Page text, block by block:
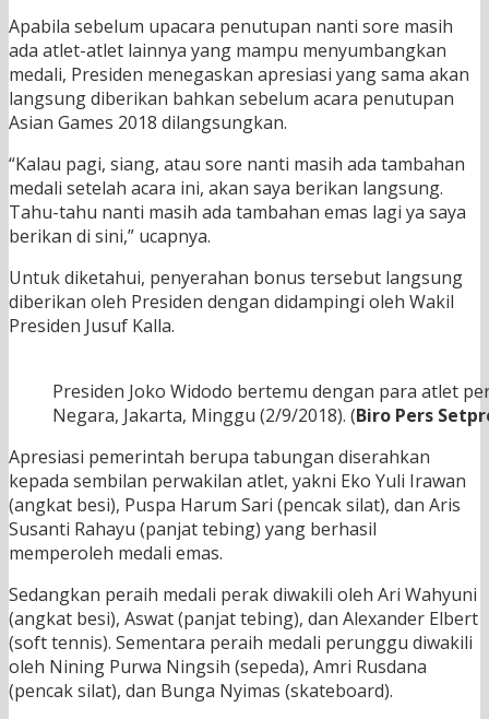
Apabila sebelum upacara penutupan nanti sore masih
ada atlet-atlet lainnya yang mampu menyumbangkan
medali, Presiden menegaskan apresiasi yang sama akan
langsung diberikan bahkan sebelum acara penutupan
Asian Games 2018 dilangsungkan.
“Kalau pagi, siang, atau sore nanti masih ada tambahan
medali setelah acara ini, akan saya berikan langsung.
Tahu-tahu nanti masih ada tambahan emas lagi ya saya
berikan di sini,” ucapnya.
Untuk diketahui, penyerahan bonus tersebut langsung
diberikan oleh Presiden dengan didampingi oleh Wakil
Presiden Jusuf Kalla.
Presiden Joko Widodo bertemu dengan para atlet
Negara, Jakarta, Minggu (2/9/2018). (Biro Pers
Apresiasi pemerintah berupa tabungan diserahkan
kepada sembilan perwakilan atlet, yakni Eko Yuli Irawan
(angkat besi), Puspa Harum Sari (pencak silat), dan Aris
Susanti Rahayu (panjat tebing) yang berhasil
memperoleh medali emas.
Sedangkan peraih medali perak diwakili oleh Ari Wahyuni
(angkat besi), Aswat (panjat tebing), dan Alexander Elbert
(soft tennis). Sementara peraih medali perunggu diwakili
oleh Nining Purwa Ningsih (sepeda), Amri Rusdana
(pencak silat), dan Bunga Nyimas (skateboard).